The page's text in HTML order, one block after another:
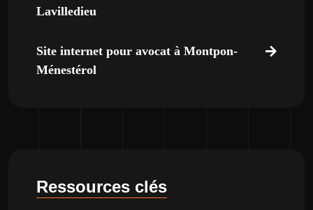
Lavilledieu
Site internet pour avocat à Montpon-
Ménestérol
Ressources clés